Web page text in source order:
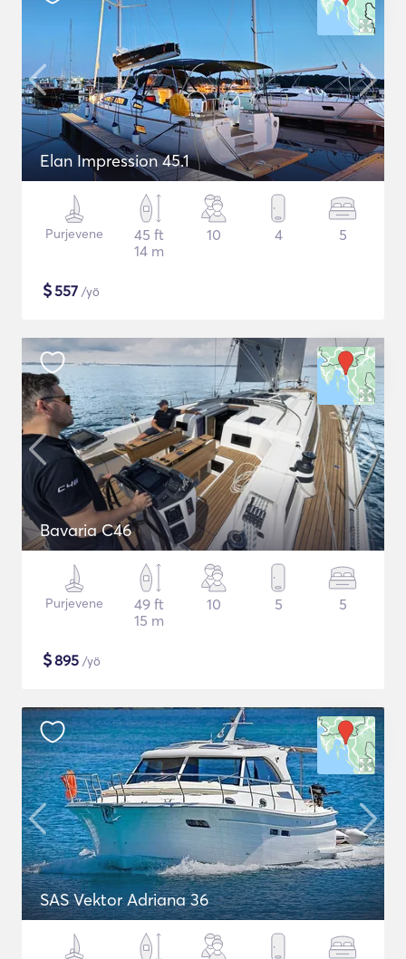
Elan Impression 45.1
Purjevene
45 ft
14 m
10 4 5
$557 /yö
Bavaria C46
Purjevene
49 ft
15 m
10 5 5
$895 /yö
SAS Vektor Adriana 36